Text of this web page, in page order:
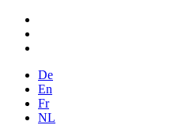
De
En
Fr
NL